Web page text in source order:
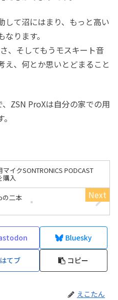
して沼にはまり、もっと高い
ります。
、そしてもうモスキート音
え、何とか思いとどまること
ZSN ProXは自分の家での用
マイクSONTRONICS PODCAST
購入
の二本
Bluesky
はてブ コピー
えこたん